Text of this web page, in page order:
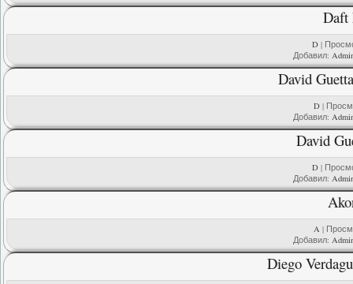
Daft
D|
Добавил:
David
D |
Добавил:
David
D|
Добавил:
A |
Добавил:
Diego